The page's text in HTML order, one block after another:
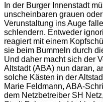
In der Burger Innenstadt
unscheinbaren grauen
Verunstaltung ins Auge
schlendern. Entweder
reagiert mit einem
sie beim Bummeln durch
Und daher macht sich der
Altstadt (ABA) nun daran,
solche Kästen in der
Marie Feldmann, ABA-
dem Netzbetreiber SH